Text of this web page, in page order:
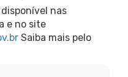
nas
e no site
Saiba mais pelo